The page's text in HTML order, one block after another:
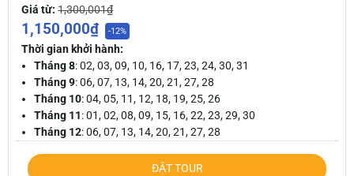
Giá từ:1,300,001₫
1,150,000₫ -12%
Thời gian khởi hành:
Tháng 8: 02, 03, 09, 10, 16, 17, 23, 24, 30, 31
Tháng 9: 06, 07, 13, 14, 20, 21, 27, 28
Tháng 10: 04, 05, 11, 12, 18, 19, 25, 26
Tháng 11: 01, 02, 08, 09, 15, 16, 22, 23, 29, 30
Tháng 12: 06, 07, 13, 14, 20, 21, 27, 28
ĐẶT TOUR